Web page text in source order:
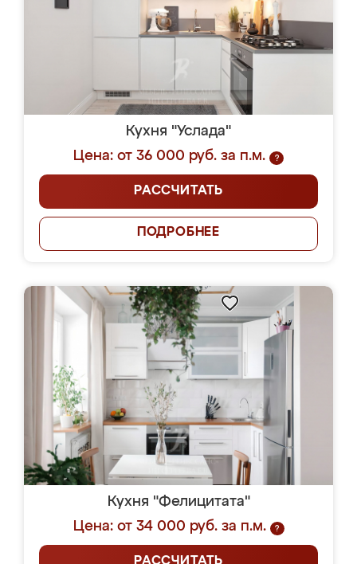
Кухня "Услада"
Цена: от 36 000 руб. за п.м.
?
РАССЧИТАТЬ
ПОДРОБНЕЕ
Кухня "Фелицитата"
Цена: от 34 000 руб. за п.м.
?